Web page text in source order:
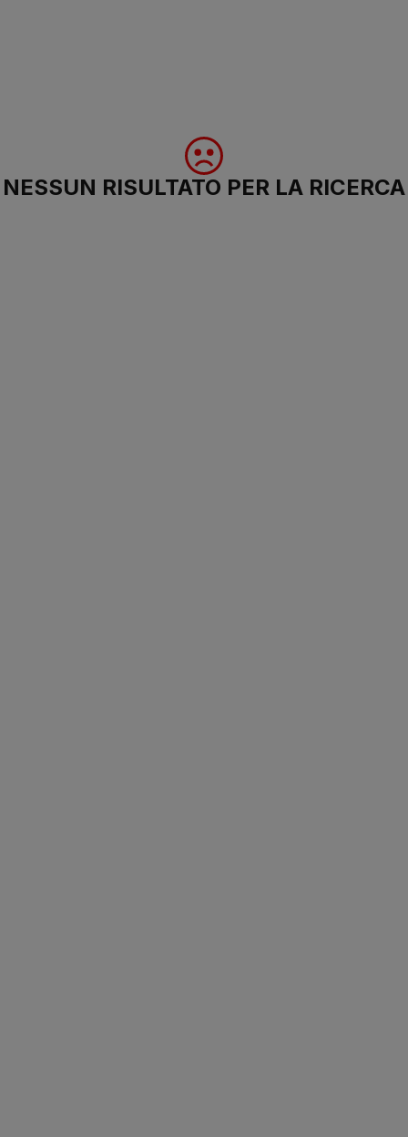
NESSUN RISULTATO PER LA RICERCA